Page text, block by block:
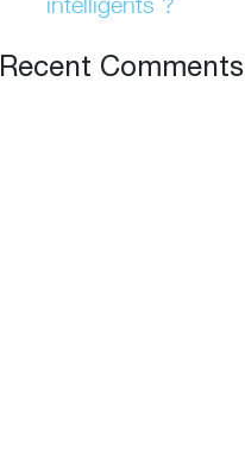
intelligents ?
Recent Comments